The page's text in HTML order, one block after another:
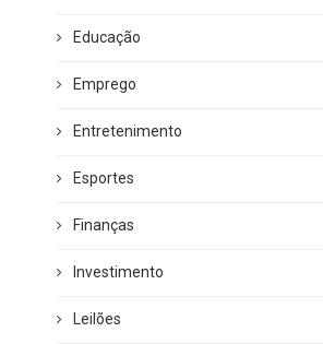
Educação
Emprego
Entretenimento
Esportes
Finanças
Investimento
Leilões